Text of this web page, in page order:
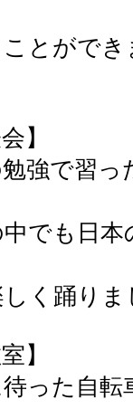
ができ
】
習った
も日本の
踊りま
】
自転車